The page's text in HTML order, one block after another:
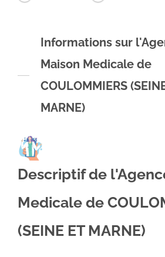
Informations sur
Maison Medicale de
COULOMMIERS
MARNE)
Descriptif de
Medicale de
(SEINE ET MARNE)